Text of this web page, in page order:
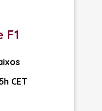
CET